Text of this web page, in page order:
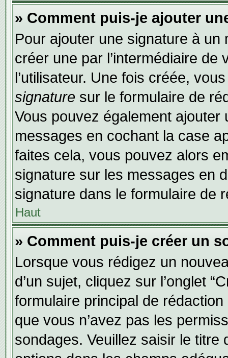
» Comment puis-je ajouter
Pour ajouter une signature à un
créer une par l’intermédiaire
l’utilisateur. Une fois créée,
signature sur le formulaire de
Vous pouvez également
messages en cochant la case
faites cela, vous pouvez alors
signature sur les messages en
signature dans le formulaire de
Haut
» Comment puis-je créer un
Lorsque vous rédigez un
d’un sujet, cliquez sur l’onglet
formulaire principal de
que vous n’avez pas les
sondages. Veuillez saisir le